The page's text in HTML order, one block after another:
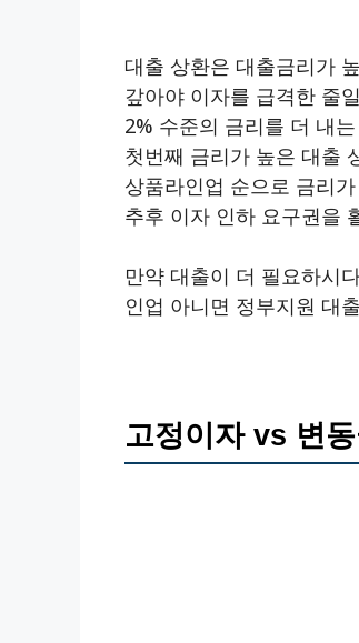
대출 상환은 대출금리가
갚아야 이자를 급격한 줄
2% 수준의 금리를 더 내
첫번째 금리가 높은 대출
상품라인업 순으로 금리
추후 이자 인하 요구권을
만약 대출이 더 필요하시
인업 아니면 정부지원 대
고정이자 vs 변동